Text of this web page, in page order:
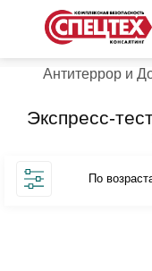
Антитеррор и
Экспресс-